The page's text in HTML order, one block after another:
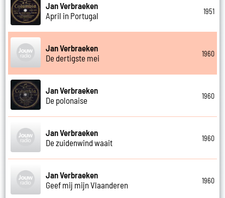
Jan Verbraeken
April in Portugal
1951
Jan Verbraeken
De dertigste mei
1960
Jan Verbraeken
De polonaise
1960
Jan Verbraeken
De zuidenwind waait
1960
Jan Verbraeken
Geef mij mijn Vlaanderen
1960